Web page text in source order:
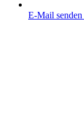
E-Mail senden